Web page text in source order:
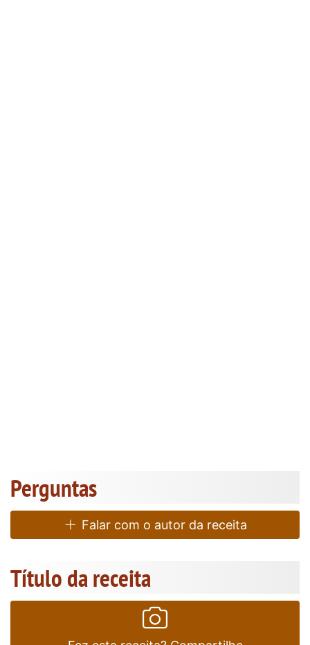
Perguntas
Falar com o autor da receita
Título da receita